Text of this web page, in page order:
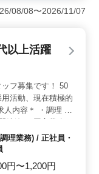
適です。社会保
、車通勤が可能
る環境です。
わず経験を活か
。また、社会保
、安定した就業
08/08〜2026/11/07
以上活躍
フ募集です！ 50
活動、現在積極的
内容＊ ・調理 ・
考 ・社会保険完備
60代の採用実績
理業務) / 正社員・
円〜1,200円